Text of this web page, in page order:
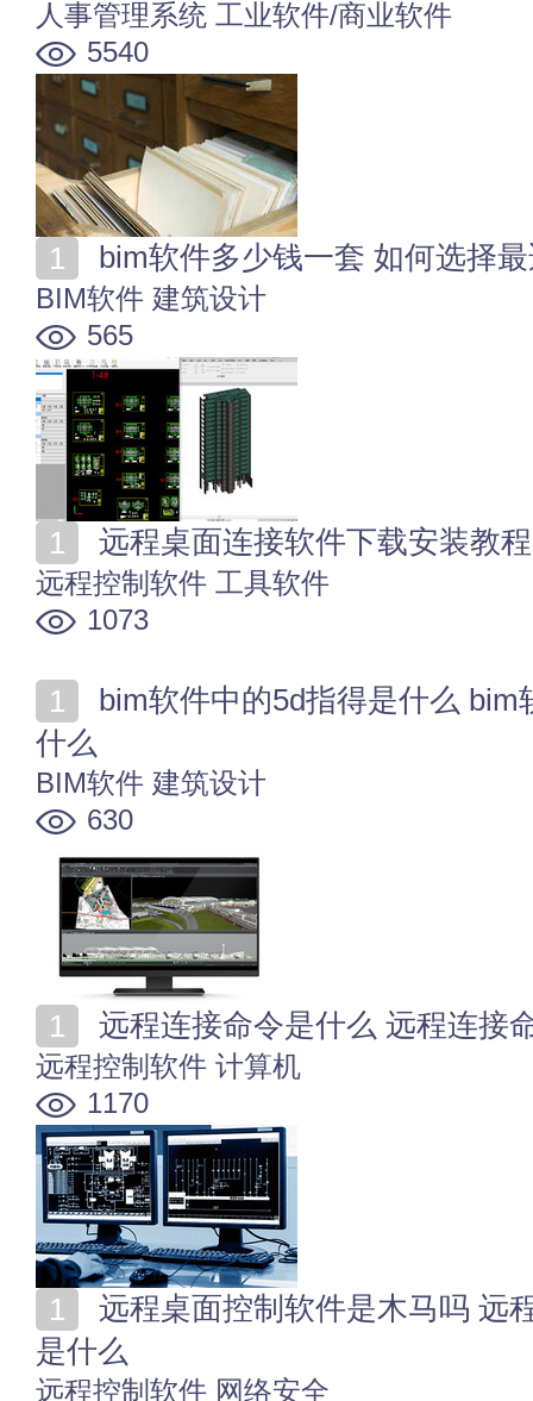
人事管理系统 工业软件/商业软件
5540
bim软件多少钱一套 如何选择
BIM软件 建筑设计
565
远程桌面连接软件下载安装教
远程控制软件 工具软件
1073
bim软件中的5d指得是什么 bim软件中的5d概念不包括
什么
BIM软件 建筑设计
630
远程连接命令是什么 远程连接
远程控制软件 计算机
1170